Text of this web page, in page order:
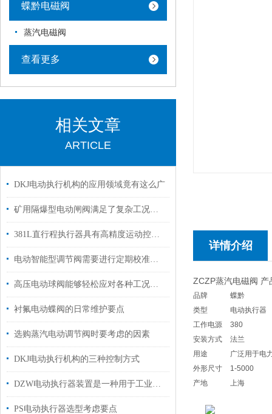
蝶黔电磁阀
蒸汽电磁阀
查看更多
相关文章
ARTICLE
DKJ电动执行机构的应用领域竟有这么广
矿用隔爆型电动闸阀满足了复杂工况下的多样化需求
381L直行程执行器具有高精度运动控制能力
电动智能型调节阀需要进行定期校准和调试
高压电动球阀能够轻松应对各种工况条件
衬氟电动蝶阀的日常维护要点
选购蒸汽电动调节阀时要考虑的因素
DKJ电动执行机构的三种控制方式
DZW电动执行器装置是一种用于工业自动化控制的设备
PS电动执行器选型考虑要点
详情介绍
ZCZP蒸汽电磁阀 产
品牌
蝶黔
类型
电动执行器
工作电源
380
安装方式
法兰
用途
广泛用于电
外形尺寸
1-5000
产地
上海